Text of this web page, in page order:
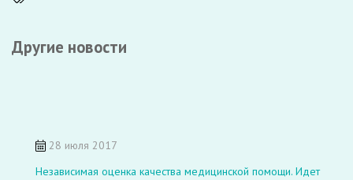
Другие новости
28 июля 2017
Независимая оценка качества медицинской помощи. Идет